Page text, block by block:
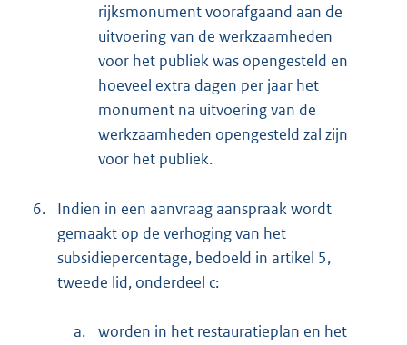
rijksmonument voorafgaand aan de
uitvoering van de werkzaamheden
voor het publiek was opengesteld en
hoeveel extra dagen per jaar het
monument na uitvoering van de
werkzaamheden opengesteld zal zijn
voor het publiek.
6.
Indien in een aanvraag aanspraak wordt
gemaakt op de verhoging van het
subsidiepercentage, bedoeld in artikel 5,
tweede lid, onderdeel c:
a.
worden in het restauratieplan en het